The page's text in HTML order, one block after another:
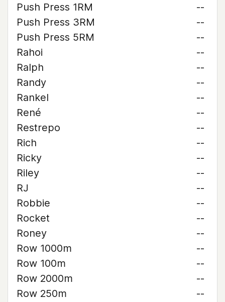
Push Press 1RM
--
Push Press 3RM
--
Push Press 5RM
--
Rahoi
--
Ralph
--
Randy
--
Rankel
--
René
--
Restrepo
--
Rich
--
Ricky
--
Riley
--
RJ
--
Robbie
--
Rocket
--
Roney
--
Row 1000m
--
Row 100m
--
Row 2000m
--
Row 250m
--